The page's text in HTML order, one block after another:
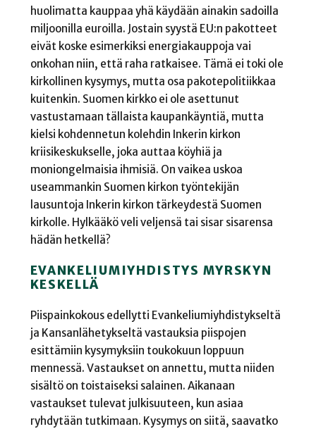
huolimatta kauppaa yhä käydään ainakin sadoilla
miljoonilla euroilla. Jostain syystä EU:n pakotteet
eivät koske esimerkiksi energiakauppoja vai
onkohan niin, että raha ratkaisee. Tämä ei toki ole
kirkollinen kysymys, mutta osa pakotepolitiikkaa
kuitenkin. Suomen kirkko ei ole asettunut
vastustamaan tällaista kaupankäyntiä, mutta
kielsi kohdennetun kolehdin Inkerin kirkon
kriisikeskukselle, joka auttaa köyhiä ja
moniongelmaisia ihmisiä. On vaikea uskoa
useammankin Suomen kirkon työntekijän
lausuntoja Inkerin kirkon tärkeydestä Suomen
kirkolle. Hylkääkö veli veljensä tai sisar sisarensa
hädän hetkellä?
EVANKELIUMIYHDISTYS MYRSKYN
KESKELLÄ
Piispainkokous edellytti Evankeliumiyhdistykseltä
ja Kansanlähetykseltä vastauksia piispojen
esittämiin kysymyksiin toukokuun loppuun
mennessä. Vastaukset on annettu, mutta niiden
sisältö on toistaiseksi salainen. Aikanaan
vastaukset tulevat julkisuuteen, kun asiaa
ryhdytään tutkimaan. Kysymys on siitä, saavatko